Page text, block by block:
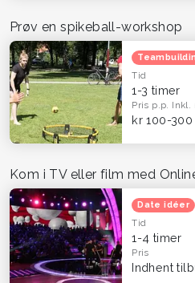
Prøv en spikeball-workshop
Tid
1-3 timer
Pris p.p. Inkl.
kr 100-300
Kom i TV eller film med
Date idéer
Tid
1-4 timer
Pris
Indhent